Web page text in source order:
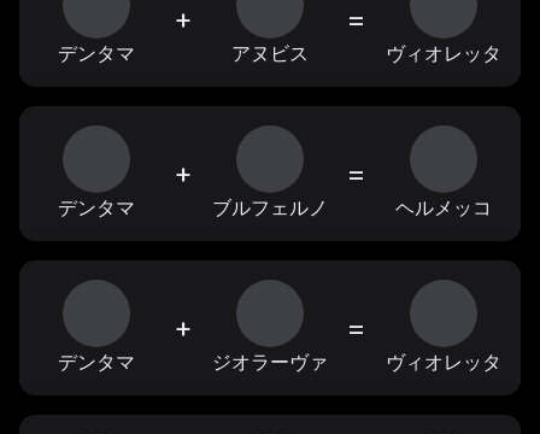
デンタマ
+
アヌビス
=
ヴィオレッタ
デンタマ
+
ブルフェルノ
=
ヘルメッコ
デンタマ
+
ジオラーヴァ
=
ヴィオレッタ